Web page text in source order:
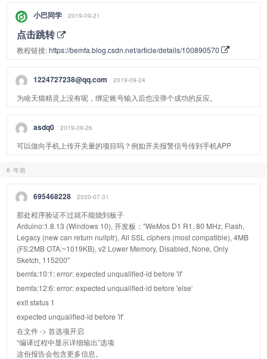
小巴同学 2019-09-21
点击跳转
教程链接:https://bemfa.blog.csdn.net/article/details/100890570
1224727238@qq.com 2019-09-24
为啥天猫精灵上没有呢，绑定账号输入后也没弹个成功的反应。
asdq0 2019-09-26
可以做向手机上传开关量的项目吗？例如开关报警信号传到手机APP
6 年前
695468228 2020-07-31
那处程序验证不过就不能烧到板子
Arduino:1.8.13 (Windows 10), 开发板："WeMos D1 R1, 80 MHz, Flash,
Legacy (new can return nullptr), All SSL ciphers (most compatible), 4MB
(FS:2MB OTA:~1019KB), v2 Lower Memory, Disabled, None, Only
Sketch, 115200"
bemfa:10:1: error: expected unqualified-id before 'if'
bemfa:12:6: error: expected unqualified-id before 'else'
exit status 1
expected unqualified-id before 'if'
在文件 -> 首选项开启
“编译过程中显示详细输出”选项
这份报告会包含更多信息。